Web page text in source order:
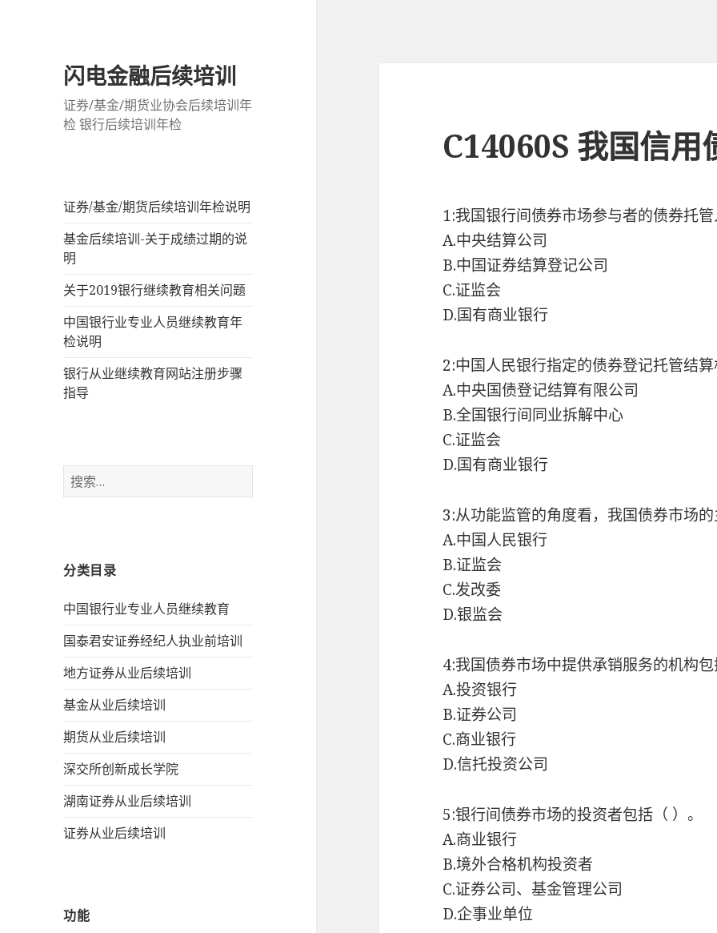
闪电金融后续培训
证券/基金/期货业协会后续培训年
检 银行后续培训年检
证券/基金/期货后续培训年检说明
基金后续培训-关于成绩过期的说
明
关于2019银行继续教育相关问题
中国银行业专业人员继续教育年
检说明
银行从业继续教育网站注册步骤
指导
搜
索：
分类目录
中国银行业专业人员继续教育
国泰君安证券经纪人执业前培训
地方证券从业后续培训
基金从业后续培训
期货从业后续培训
深交所创新成长学院
湖南证券从业后续培训
证券从业后续培训
功能
C14060S 我国信
1:我国银行间债券市场参与者的债券托
A.中央结算公司
B.中国证券结算登记公司
C.证监会
D.国有商业银行
2:中国人民银行指定的债券登记托管结
A.中央国债登记结算有限公司
B.全国银行间同业拆解中心
C.证监会
D.国有商业银行
3:从功能监管的角度看，我国债券市场
A.中国人民银行
B.证监会
C.发改委
D.银监会
4:我国债券市场中提供承销服务的机构
A.投资银行
B.证券公司
C.商业银行
D.信托投资公司
5:银行间债券市场的投资者包括（ ）。
A.商业银行
B.境外合格机构投资者
C.证券公司、基金管理公司
D.企事业单位